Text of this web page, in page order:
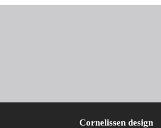
Cornelissen design